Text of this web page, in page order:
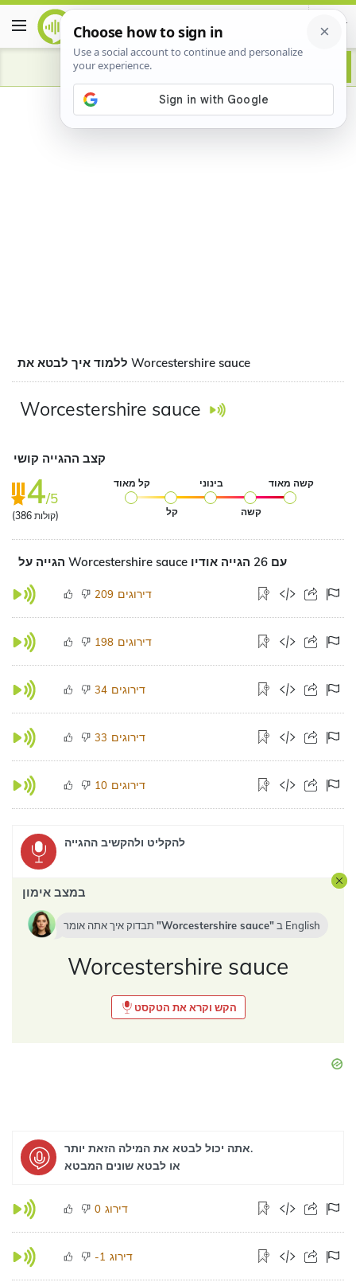
Advertisement
ללמוד איך לבטא את Worcestershire sauce
Worcestershire sauce
קצב ההגייה קושי
4/5
(386 קולות)
קל מאוד
קל
בינוני
קשה
קשה מאוד
הגייה על Worcestershire sauce עם 26 הגייה אודיו
209 דירוגים
198 דירוגים
34 דירוגים
33 דירוגים
10 דירוגים
להקליט ולהקשיב ההגייה
במצב אימון
Worcestershire sauce ב English
Worcestershire sauce
הקש וקרא את הטקסט
אתה יכול לבטא את המילה הזאת יותר.
או לבטא שונים המבטא
0 דירוג
-1 דירוג